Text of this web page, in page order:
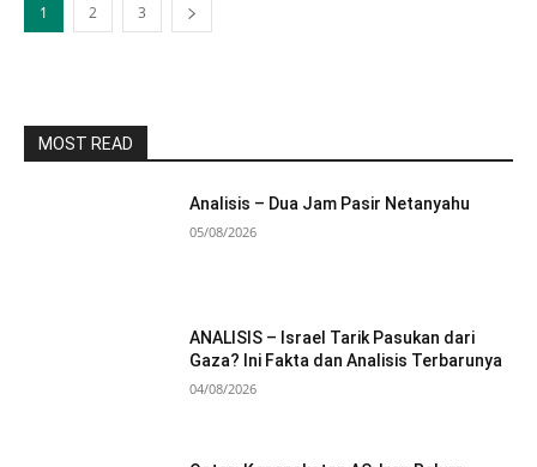
1 2 3
MOST READ
Analisis – Dua Jam Pasir Netanyahu
05/08/2026
ANALISIS – Israel Tarik Pasukan dari
Gaza? Ini Fakta dan Analisis Terbarunya
04/08/2026